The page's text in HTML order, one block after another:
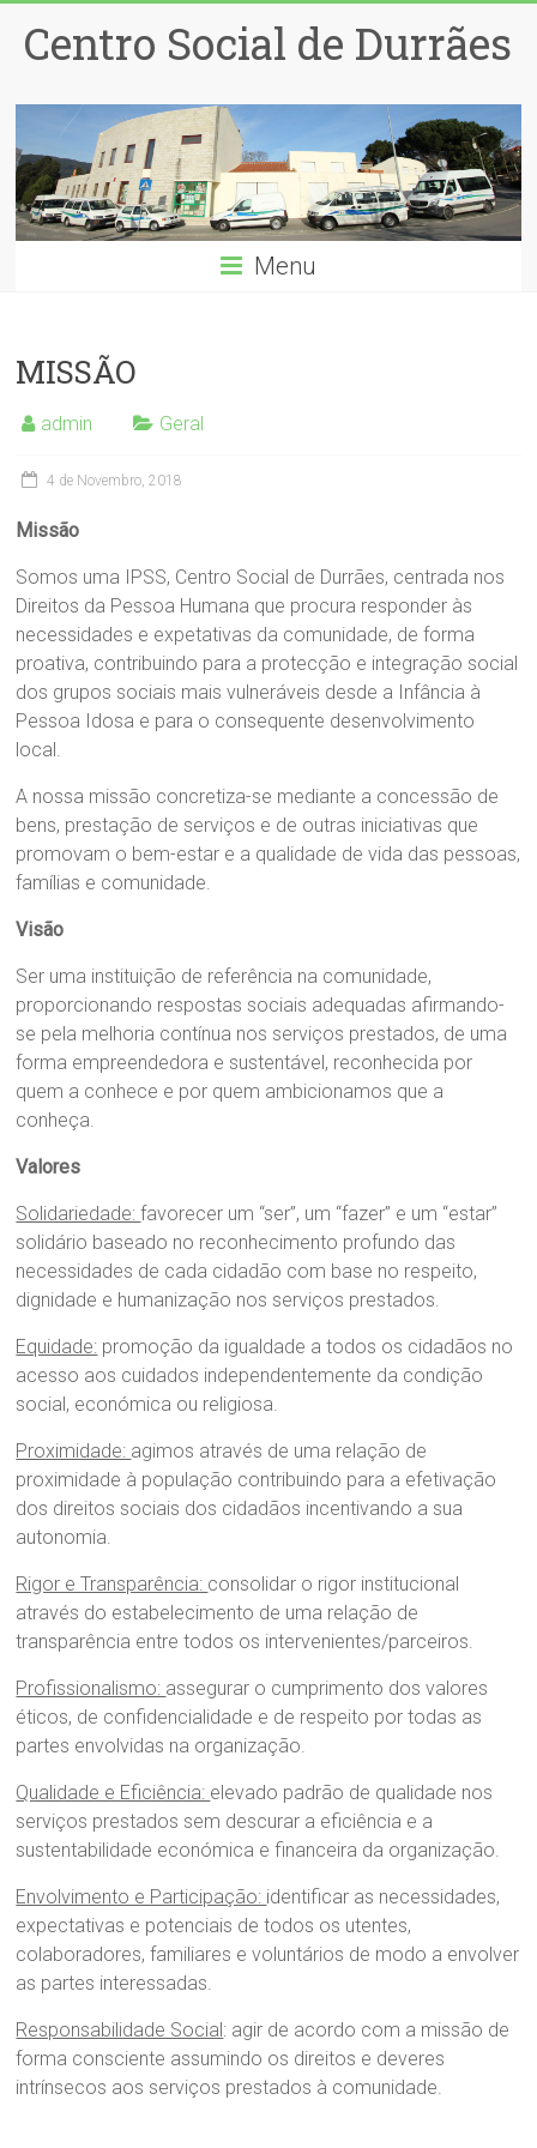
Centro Social de Durrães
Menu
MISSÃO
admin Geral
4 de Novembro, 2018
Missão
Somos uma IPSS, Centro Social de Durrães, centrada nos
Direitos da Pessoa Humana que procura responder às
necessidades e expetativas da comunidade, de forma
proativa, contribuindo para a protecção e integração social
dos grupos sociais mais vulneráveis desde a Infância à
Pessoa Idosa e para o consequente desenvolvimento
local.
A nossa missão concretiza-se mediante a concessão de
bens, prestação de serviços e de outras iniciativas que
promovam o bem-estar e a qualidade de vida das pessoas,
famílias e comunidade.
Visão
Ser uma instituição de referência na comunidade,
proporcionando respostas sociais adequadas afirmando-
se pela melhoria contínua nos serviços prestados, de uma
forma empreendedora e sustentável, reconhecida por
quem a conhece e por quem ambicionamos que a
conheça.
Valores
Solidariedade:favorecer um “ser”, um “fazer” e um “estar”
solidário baseado no reconhecimento profundo das
necessidades de cada cidadão com base no respeito,
dignidade e humanização nos serviços prestados.
Equidade: promoção da igualdade a todos os cidadãos no
acesso aos cuidados independentemente da condição
social, económica ou religiosa.
Proximidade: agimos através de uma relação de
proximidade à população contribuindo para a efetivação
dos direitos sociais dos cidadãos incentivando a sua
autonomia.
Rigor e Transparência: consolidar o rigor institucional
através do estabelecimento de uma relação de
transparência entre todos os intervenientes/parceiros.
Profissionalismo: assegurar o cumprimento dos valores
éticos, de confidencialidade e de respeito por todas as
partes envolvidas na organização.
Qualidade e Eficiência: elevado padrão de qualidade nos
serviços prestados sem descurar a eficiência e a
sustentabilidade económica e financeira da organização.
Envolvimento e Participação: identificar as necessidades,
expectativas e potenciais de todos os utentes,
colaboradores, familiares e voluntários de modo a envolver
as partes interessadas.
Responsabilidade Social : agir de acordo com a missão de
forma consciente assumindo os direitos e deveres
intrínsecos aos serviços prestados à comunidade.